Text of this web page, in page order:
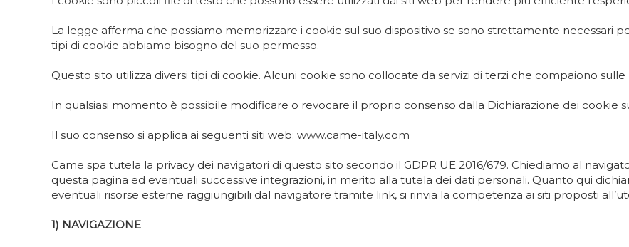
La legge afferma che possiamo memorizzare i cookie sul suo dispositivo se sono strettamente necessari
tipi di cookie abbiamo bisogno del suo permesso.
Questo sito utilizza diversi tipi di cookie. Alcuni cookie sono collocate da servizi di terzi che compaiono
In qualsiasi momento è possibile modificare o revocare il proprio consenso dalla Dichiarazione dei cookie
Il suo consenso si applica ai seguenti siti web: www.came-italy.com
Came spa tutela la privacy dei navigatori di questo sito secondo il GDPR UE 2016/679. Chiediamo al
questa pagina ed eventuali successive integrazioni, in merito alla tutela dei dati personali. Quanto qui
eventuali risorse esterne raggiungibili dal navigatore tramite link, si rinvia la competenza ai siti proposti
1) NAVIGAZIONE